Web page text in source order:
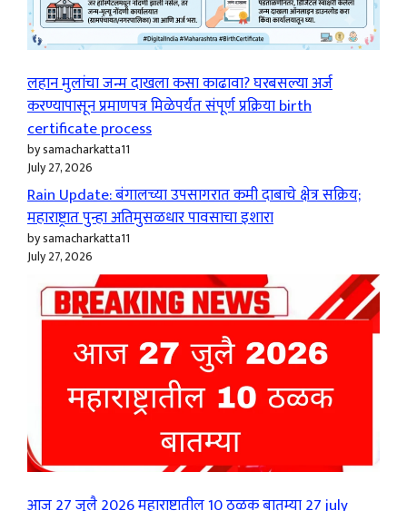
लहान मुलांचा जन्म दाखला कसा काढावा? घरबसल्या अर्ज
करण्यापासून प्रमाणपत्र मिळेपर्यंत संपूर्ण प्रक्रिया birth
certificate process
by samacharkatta11
July 27, 2026
Rain Update: बंगालच्या उपसागरात कमी दाबाचे क्षेत्र सक्रिय;
महाराष्ट्रात पुन्हा अतिमुसळधार पावसाचा इशारा
by samacharkatta11
July 27, 2026
आज 27 जुलै 2026 महाराष्ट्रातील 10 ठळक बातम्या 27 july